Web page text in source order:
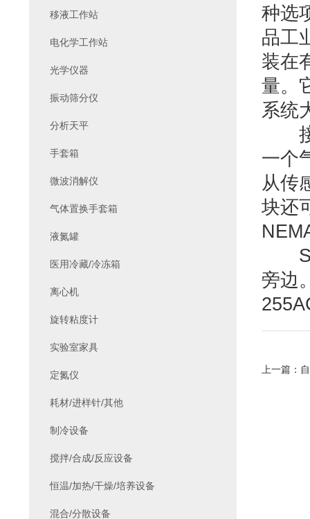
种选
品工
装在
量。
系统
接
一个
从传
块还
旁边
上一篇：
移液工作站
电化学工作站
光学仪器
振动筛分仪
分析天平
手套箱
微波消解仪
气体置换手套箱
液氮罐
医用冷藏/冷冻箱
离心机
旋转粘度计
实验室家具
定氮仪
耗材/进样针/其他
制冷设备
搅拌/合成/反应设备
恒温/加热/干燥/培养设备
混合/分散设备